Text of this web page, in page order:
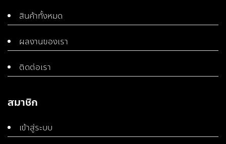
สินค้าทั้งหมด
ผลงานของเรา
ติดต่อเรา
สมาชิก
เข้าสู่ระบบ